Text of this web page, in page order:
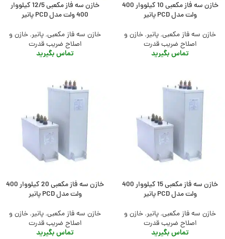
خازن سه فاز مکعبی 10 کیلووار 400
ولت مدل PCD پانیر
خازن سه فاز مکعبی,پانیر,خازن و
اصلاح ضریب قدرت
تماس بگیرید
خازن سه فاز مکعبی 12/5 کیلووار
400 ولت مدل PCD پانیر
خازن سه فاز مکعبی,پانیر,خازن و
اصلاح ضریب قدرت
تماس بگیرید
خازن سه فاز مکعبی 15 کیلووار 400
ولت مدل PCD پانیر
خازن سه فاز مکعبی,پانیر,خازن و
اصلاح ضریب قدرت
تماس بگیرید
خازن سه فاز مکعبی 20 کیلووار 400
ولت مدل PCD پانیر
خازن سه فاز مکعبی,پانیر,خازن و
اصلاح ضریب قدرت
تماس بگیرید